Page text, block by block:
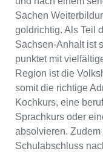
Sachen
goldrichtig. Als Teil
Sachsen-Anhalt ist
punktet mit
Region ist die
somit die richtige
Kochkurs, eine
Sprachkurs oder
absolvieren.
Schulabschluss